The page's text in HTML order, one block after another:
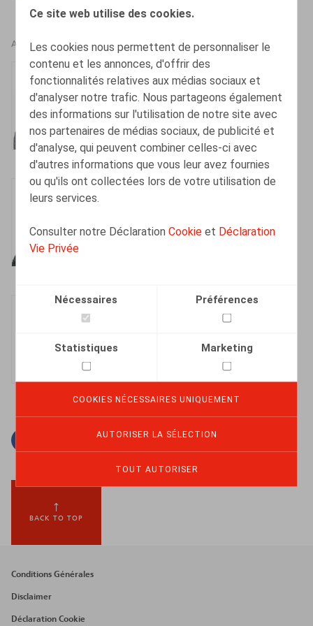
Ce site web utilise des cookies.
Les cookies nous permettent de personnaliser le
contenu et les annonces, d'offrir des
fonctionnalités relatives aux médias sociaux et
d'analyser notre trafic. Nous partageons également
des informations sur l'utilisation de notre site avec
nos partenaires de médias sociaux, de publicité et
d'analyse, qui peuvent combiner celles-ci avec
d'autres informations que vous leur avez fournies
ou qu'ils ont collectées lors de votre utilisation de
leurs services.
Consulter notre DéclarationCookie et Déclaration
Vie Privée
Nécessaires Préférences
Statistiques Marketing
COOKIES NÉCESSAIRES UNIQUEMENT
AUTORISER LA SÉLECTION
TOUT AUTORISER
AUTEURS
Sylvie Dumortier
Tax Partner
TwitterLinkedinCourriel
BACK TO TOP
Footer
menu
Conditions Générales
Disclaimer
Déclaration Cookie